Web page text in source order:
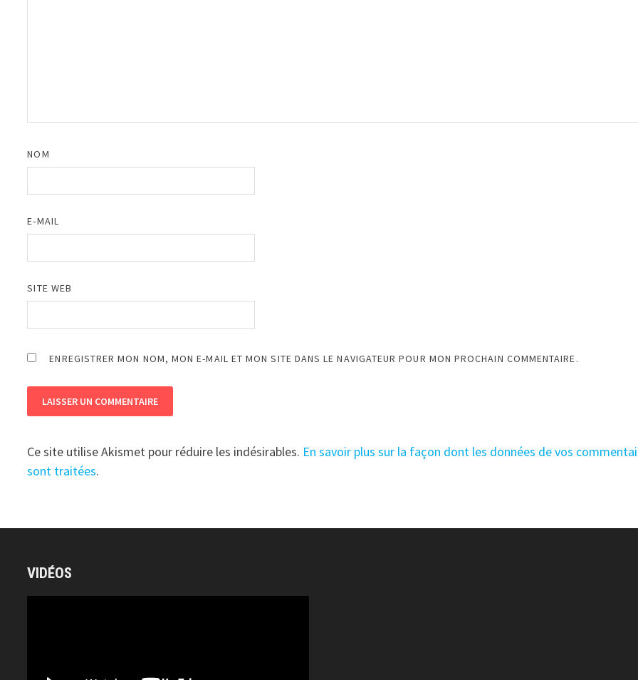
NOM
E-MAIL
SITE WEB
ENREGISTRER MON NOM, MON E-MAIL ET MON SITE DANS LE NAVIGATEUR POUR MON PROCHAIN COMMENTAIRE.
Ce site utilise Akismet pour réduire les indésirables. En savoir plus sur la façon dont les données de vos
sont traitées.
VIDÉOS